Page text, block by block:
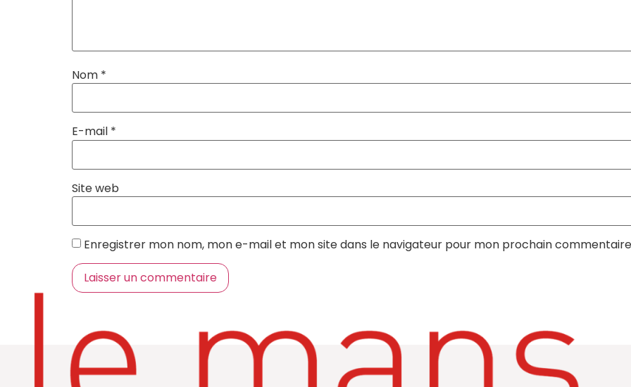
Nom *
E-mail *
Site web
Enregistrer mon nom, mon e-mail et mon site dans le navigateur pour mon prochain